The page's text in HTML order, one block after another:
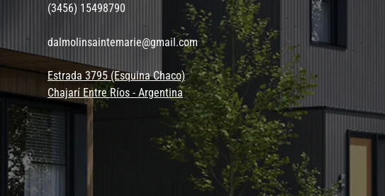
(3456) 15498790
dalmolinsaintemarie@gmail.com
Estrada 3795 (Esquina Chaco)
Chajarí Entre Ríos - Argentina